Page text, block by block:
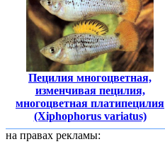
Пецилия многоцветная,
изменчивая пецилия,
многоцветная платипецилия
(Xiphophorus variatus)
на правах рекламы: